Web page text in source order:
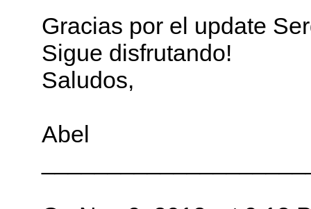
Gracias por el update
Sigue disfrutando!
Saludos,
Abel